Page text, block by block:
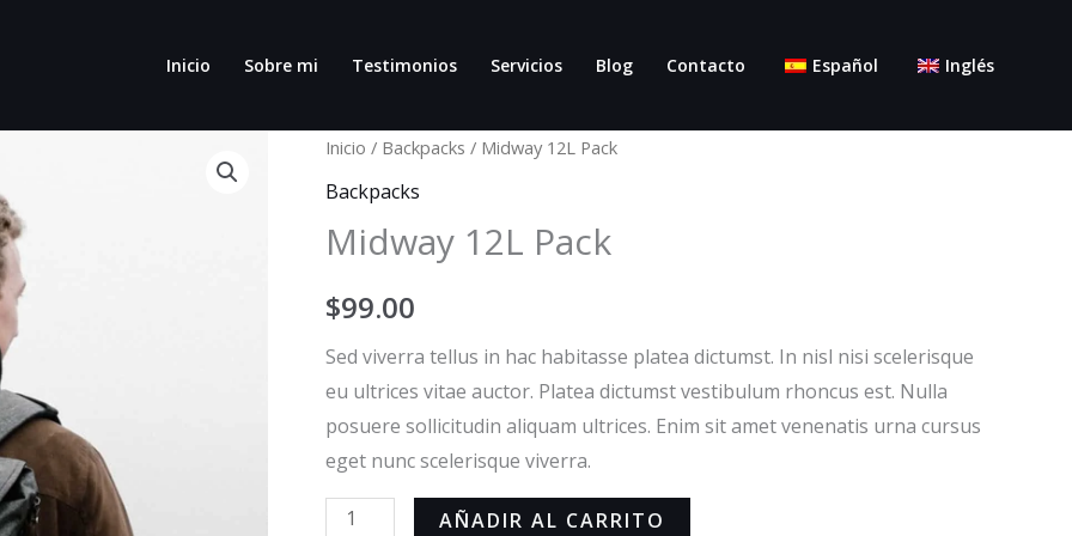
Inicio Sobre mi Testimonios Servicios Blog Contacto Español Inglés
Inicio / Backpacks / Midway 12L Pack
Backpacks
Midway 12L Pack
$99.00
Sed viverra tellus in hac habitasse platea dictumst. In nisl nisi scelerisque
eu ultrices vitae auctor. Platea dictumst vestibulum rhoncus est. Nulla
posuere sollicitudin aliquam ultrices. Enim sit amet venenatis urna cursus
eget nunc scelerisque viverra.
Midway
12L
cantidad
AÑADIR AL CARRITO